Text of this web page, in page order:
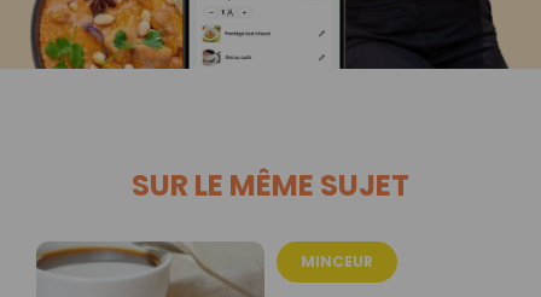
SUR LE MÊME SUJET
MINCEUR